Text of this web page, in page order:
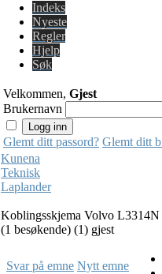
Indeks
Nyeste
Regler
Hjelp
Søk
Velkommen, Gjest
Brukernavn
Glemt ditt passord? Glemt ditt
Kunena
Teknisk
Laplander
Koblingsskjema Volvo L3314N
(1 besøkende) (1) gjest
Svar på emne Nytt emne